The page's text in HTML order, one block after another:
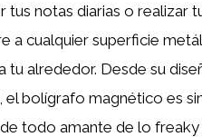
tus notas diarias o realizar
a cualquier superficie
tu alrededor. Desde su
bolígrafo magnético es
todo amante de lo freaky